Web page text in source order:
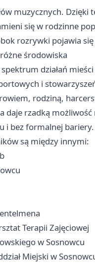
muzycznych.
się w rodzinne
rozrywki pojawia
środowiska
działań
i
rodziną,
daje rzadką
i bez formalnej bariery.
są między innymi:
Terapii Zajęciowej
w Sosnowcu
Miejski w